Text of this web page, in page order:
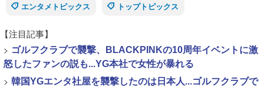
エンタメトピックス
トップトピックス
【注目記事】
> ゴルフクラブで襲撃、BLACKPINKの10周年イベントに激
怒したファンの説も...YG本社で女性が暴れる
> 韓国YGエンタ社屋を襲撃したのは日本人...ゴルフクラブで